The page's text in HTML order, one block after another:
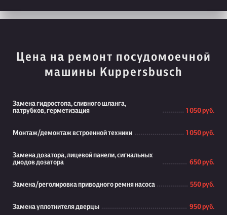
Цена на ремонт посудомоечной
машины Kuppersbusch
Замена гидростопа, сливного шланга,
патрубков, герметизация
1 050 руб.
Монтаж/демонтаж встроенной техники 1 050 руб.
Замена дозатора, лицевой панели, сигнальных
диодов дозатора
650 руб.
Замена/реголировка приводного ремня насоса 550 руб.
Замена уплотнителя дверцы 950 руб.